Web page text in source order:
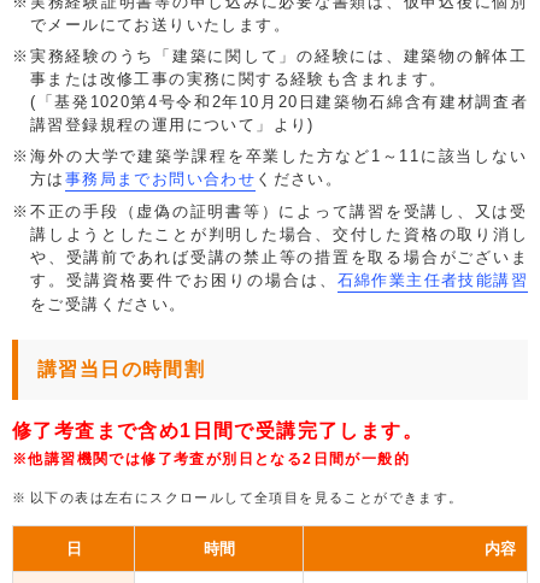
でメールにてお送りいたします。
実務経験のうち「建築に関して」の経験には、建築物の解体工
事または改修工事の実務に関する経験も含まれます。
(「基発1020第4号令和2年10月20日建築物石綿含有建材調査者
講習登録規程の運用について」より)
海外の大学で建築学課程を卒業した方など1～11に該当しない
方は 事務局までお問い合わせ ください。
不正の手段（虚偽の証明書等）によって講習を受講し、又は受
講しようとしたことが判明した場合、交付した資格の取り消し
や、受講前であれば受講の禁止等の措置を取る場合がございま
す。受講資格要件でお困りの場合は、 石綿作業主任者技能講習
をご受講ください。
講習当日の時間割
修了考査まで含め1日間で受講完了します。
※他講習機関では修了考査が別日となる2日間が一般的
以下の表は左右にスクロールして全項目を見ることができます。
日 時間 内容